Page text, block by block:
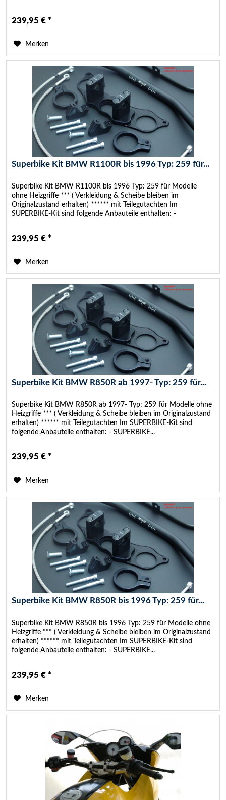
239,95 € *
Merken
Superbike Kit BMW R1100R bis 1996 Typ: 259 für...
Superbike Kit BMW R1100R bis 1996 Typ: 259 für Modelle
ohne Heizgriffe *** ( Verkleidung & Scheibe bleiben im
Originalzustand erhalten) ****** mit Teilegutachten Im
SUPERBIKE-Kit sind folgende Anbauteile enthalten: -
239,95 € *
Merken
Superbike Kit BMW R850R ab 1997- Typ: 259 für...
Superbike Kit BMW R850R ab 1997- Typ: 259 für Modelle ohne
Heizgriffe *** ( Verkleidung & Scheibe bleiben im Originalzustand
erhalten) ****** mit Teilegutachten Im SUPERBIKE-Kit sind
folgende Anbauteile enthalten: - SUPERBIKE...
239,95 € *
Merken
Superbike Kit BMW R850R bis 1996 Typ: 259 für...
Superbike Kit BMW R850R bis 1996 Typ: 259 für Modelle ohne
Heizgriffe *** ( Verkleidung & Scheibe bleiben im Originalzustand
erhalten) ****** mit Teilegutachten Im SUPERBIKE-Kit sind
folgende Anbauteile enthalten: - SUPERBIKE...
239,95 € *
Merken